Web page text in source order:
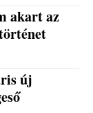
akart az
új